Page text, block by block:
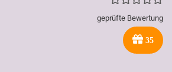
geprüfte Bewertung
35